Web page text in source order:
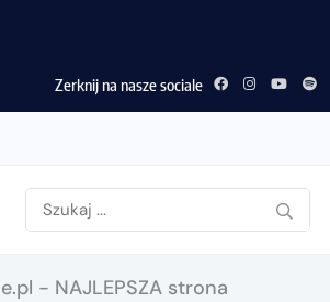
Zerknij na nasze sociale
- NAJLEPSZA strona